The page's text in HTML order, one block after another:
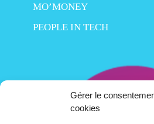
Gérer le
cookies
MO’MONEY
PEOPLE IN TECH